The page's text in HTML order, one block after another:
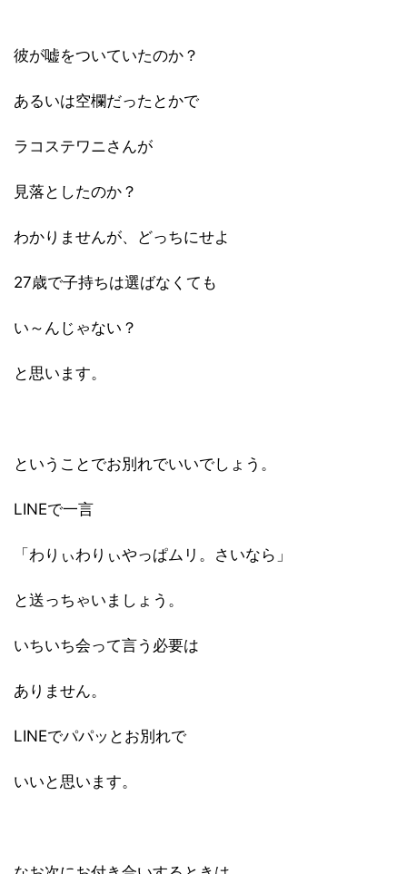
彼が嘘をついていたのか？
あるいは空欄だったとかで
ラコステワニさんが
見落としたのか？
わかりませんが、どっちにせよ
27歳で子持ちは選ばなくても
い～んじゃない？
と思います。
ということでお別れでいいでしょう。
LINEで一言
「わりぃわりぃやっぱムリ。さいなら」
と送っちゃいましょう。
いちいち会って言う必要は
ありません。
LINEでパパッとお別れで
いいと思います。